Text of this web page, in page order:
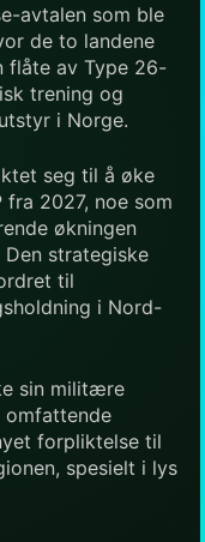
avtalen som ble
de to landene
flåte av Type 26-
trening og
i Norge.
seg til å øke
2027, noe som
økningen
strategiske
til
i Nord-
sin militære
forpliktelse til
spesielt i lys